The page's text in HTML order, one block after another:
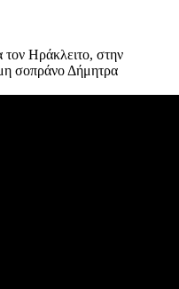
Ηράκλειτο, στην
σοπράνο Δήμητρα